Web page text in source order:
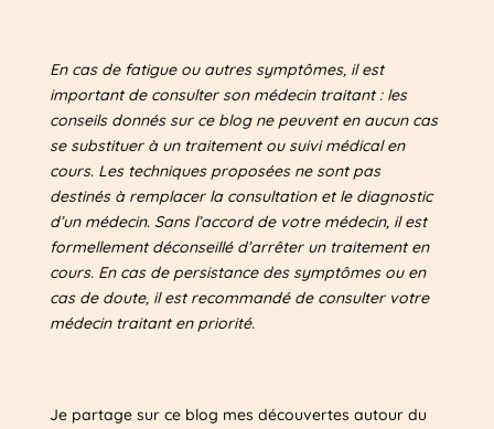
En cas de fatigue ou autres symptômes, il est
important de consulter son médecin traitant : les
conseils donnés sur ce blog ne peuvent en aucun cas
se substituer à un traitement ou suivi médical en
cours. Les techniques proposées ne sont pas
destinés à remplacer la consultation et le diagnostic
d’un médecin. Sans l’accord de votre médecin, il est
formellement déconseillé d’arrêter un traitement en
cours. En cas de persistance des symptômes ou en
cas de doute, il est recommandé de consulter votre
médecin traitant en priorité.
Je partage sur ce blog mes découvertes autour du